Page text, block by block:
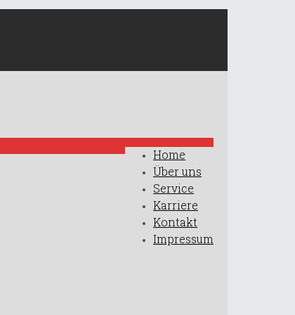
Home
Über uns
Service
Karriere
Kontakt
Impressum